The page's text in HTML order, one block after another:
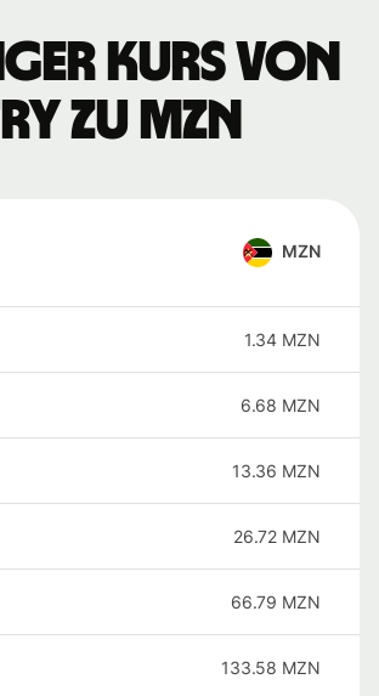
Kurs von
zu MZN
MZN
1.34 MZN
6.68 MZN
13.36 MZN
26.72 MZN
66.79 MZN
133.58 MZN